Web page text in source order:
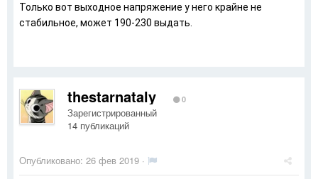
Только вот выходное напряжение у него крайне не
стабильное, может 190-230 выдать.
thestarnataly 0
Зарегистрированный
14 публикаций
Опубликовано: 26 фев 2019 ·